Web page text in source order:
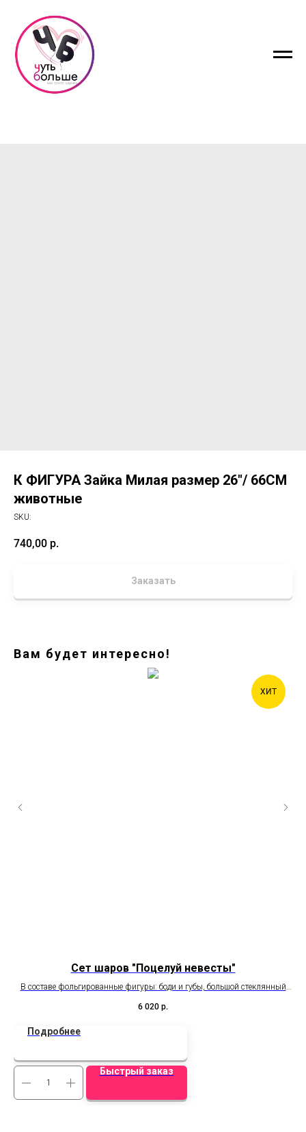
К ФИГУРА Зайка Милая размер 26"/ 66CM
животные
SKU:
740,00 р.
Заказать
Вам будет интересно!
ХИТ
Сет шаров "Поцелуй невесты"
В составе фольгированные фигуры: боди и губы, большой стеклянный
6 020 р.
Подробнее
Быстрый заказ